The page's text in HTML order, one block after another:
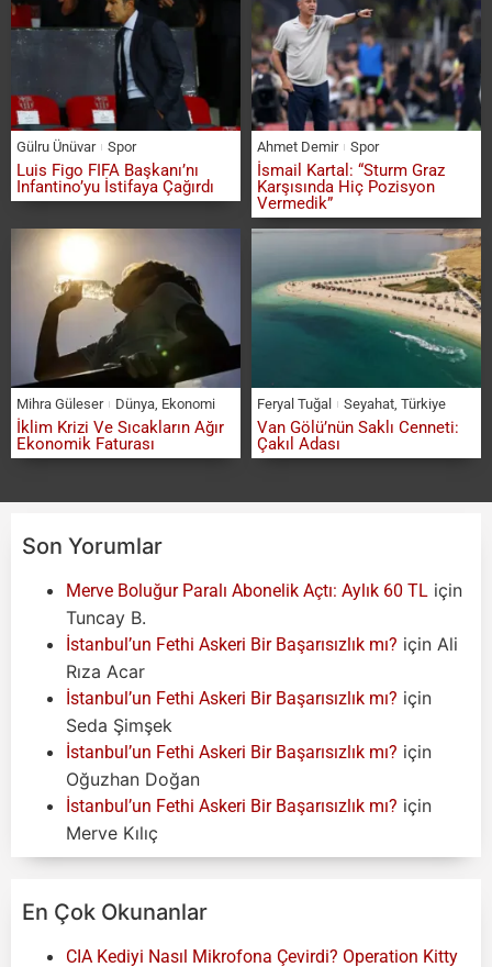
Gülru Ünüvar Spor
Luis Figo FIFA Başkanı’nı
Infantino’yu İstifaya Çağırdı
Ahmet Demir Spor
İsmail Kartal: “Sturm Graz
Karşısında Hiç Pozisyon
Vermedik”
Mihra Güleser Dünya, Ekonomi
İklim Krizi Ve Sıcakların Ağır
Ekonomik Faturası
Feryal Tuğal Seyahat, Türkiye
Van Gölü’nün Saklı Cenneti:
Çakıl Adası
Son Yorumlar
Merve Boluğur Paralı Abonelik Açtı: Aylık 60 TL için
Tuncay B.
İstanbul’un Fethi Askeri Bir Başarısızlık mı? için Ali
Rıza Acar
İstanbul’un Fethi Askeri Bir Başarısızlık mı? için
Seda Şimşek
İstanbul’un Fethi Askeri Bir Başarısızlık mı? için
Oğuzhan Doğan
İstanbul’un Fethi Askeri Bir Başarısızlık mı? için
Merve Kılıç
En Çok Okunanlar
CIA Kediyi Nasıl Mikrofona Çevirdi? Operation Kitty